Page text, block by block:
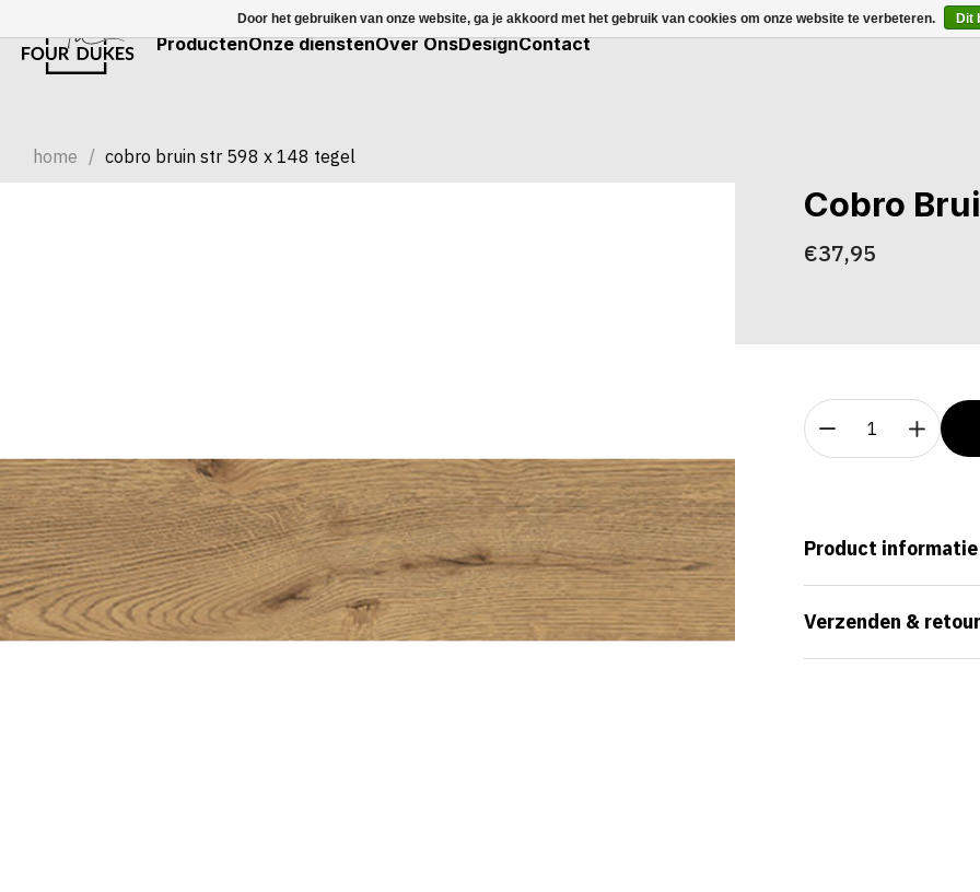
ProductenOnze dienstenOver OnsDesignContact
home / cobro bruin str 598 x 148 tegel
Cobro
€37,95
Product informatie
Verzenden &
Door het gebruiken van onze website, ga je akkoord met het gebruik van cookies om onze website te verbeteren. Dit